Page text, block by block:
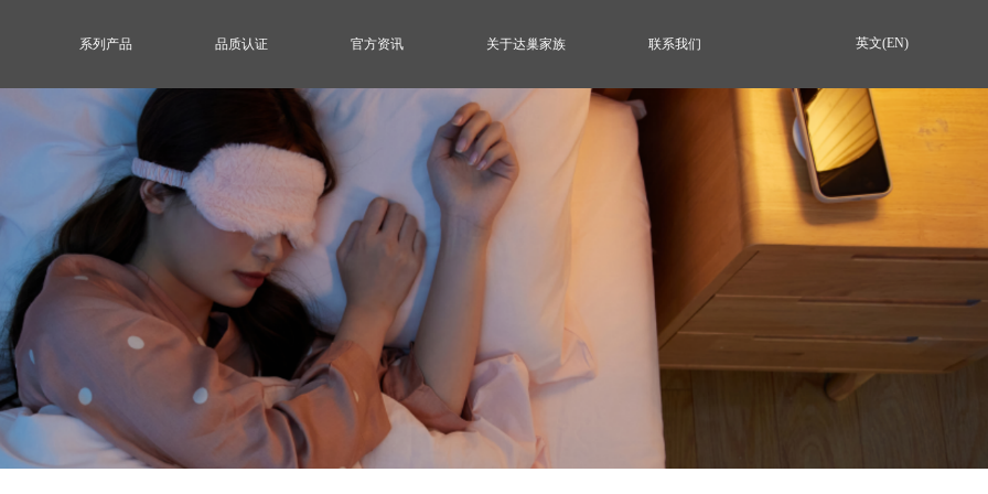
英文(EN)
系列产品 品质认证 官方资讯 关于达巢家族 联系我们